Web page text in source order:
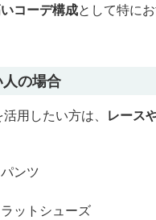
コーデ構成として特に
の場合
用したい方は、 レース
ンツ
ットシューズ